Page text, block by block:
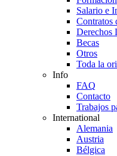
Salario e
Contratos
Derechos
Becas
Otros
Toda la
Info
FAQ
Contacto
Trabajos
International
Alemania
Austria
Bélgica